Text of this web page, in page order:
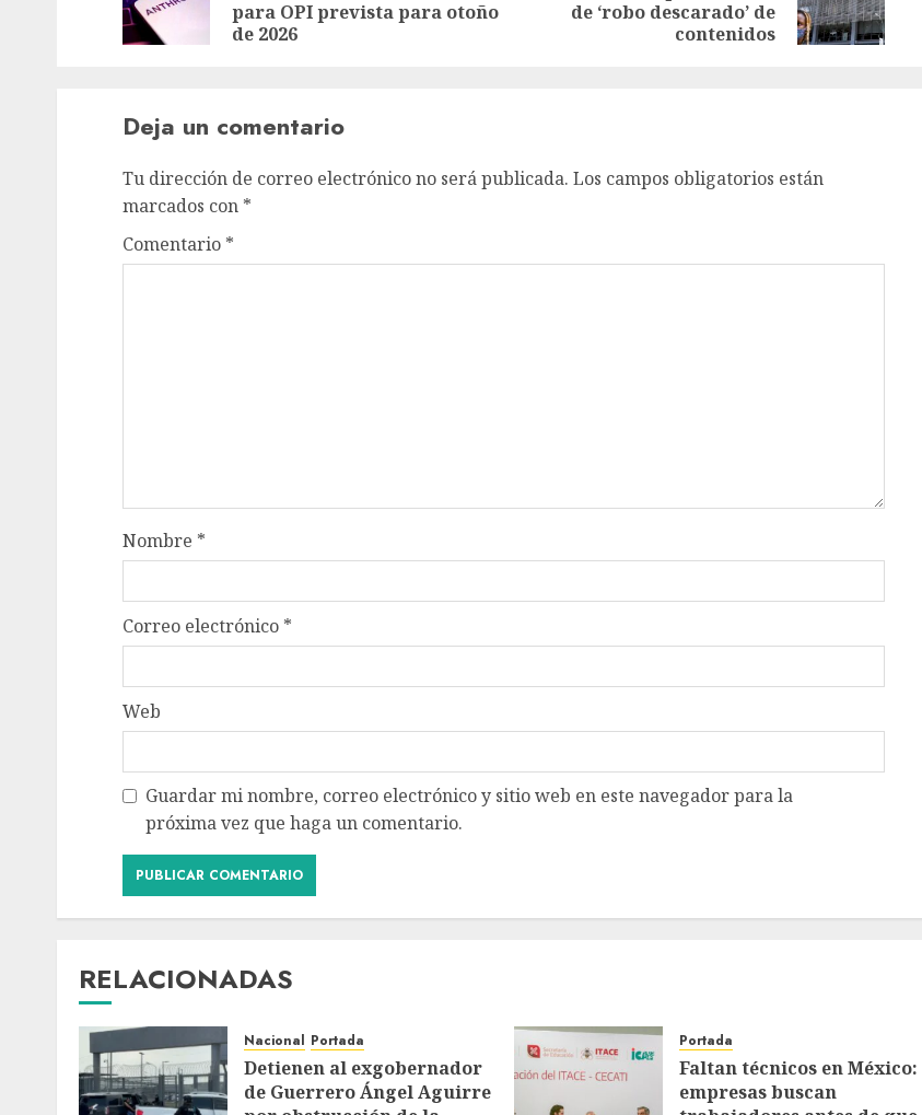
para OPI prevista para otoño
de 2026
de ‘robo descarado’ de
contenidos
Deja un comentario
Tu dirección de correo electrónico no será publicada. Los campos obligatorios están
marcados con *
Comentario *
Nombre *
Correo electrónico *
Web
Guardar mi nombre, correo electrónico y sitio web en este navegador para la
próxima vez que haga un comentario.
RELACIONADAS
Nacional Portada
Detienen al exgobernador
de Guerrero Ángel Aguirre
Portada
Faltan técnicos en México:
empresas buscan